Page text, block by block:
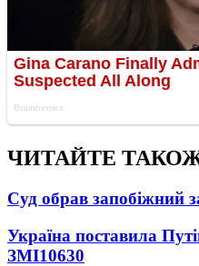
ЧИТАЙТЕ
Суд обрав запобіжний
Україна поставила
ЗМІ10630